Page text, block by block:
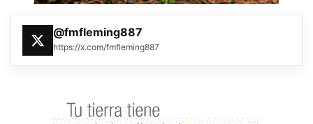
@fmfleming887
https://x.com/fmfleming887